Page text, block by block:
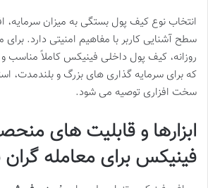
انتخاب نوع کیف پول بستگی به میزان سرمایه،
سطح آشنایی کاربر با مفاهیم امنیتی دارد. برای
روزانه، کیف پول داخلی فینیکس کاملاً مناسب
که برای سرمایه گذاری های بزرگ و بلندمدت،
سخت افزاری توصیه می شود.
ابزارها و قابلیت های
فینیکس برای معامله